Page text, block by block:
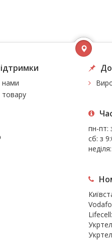
нами
пн-пт:
сб: з
Lifecell: